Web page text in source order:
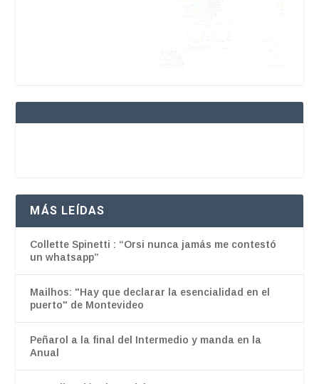
MÁS LEÍDAS
Collette Spinetti : “Orsi nunca jamás me contestó
un whatsapp”
Mailhos: "Hay que declarar la esencialidad en el
puerto" de Montevideo
Peñarol a la final del Intermedio y manda en la
Anual